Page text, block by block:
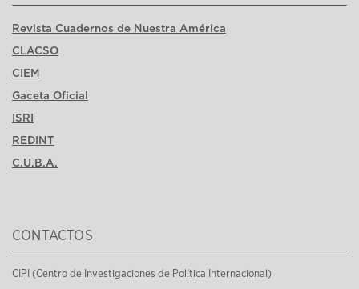
Revista Cuadernos de Nuestra América
CLACSO
CIEM
Gaceta Oficial
ISRI
REDINT
C.U.B.A.
CONTACTOS
CIPI (Centro de Investigaciones de Política Internacional)